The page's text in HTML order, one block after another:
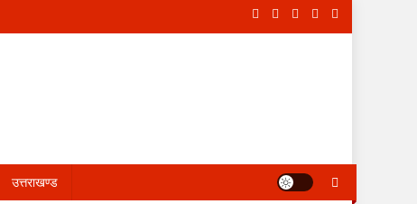
उत्तराखण्ड